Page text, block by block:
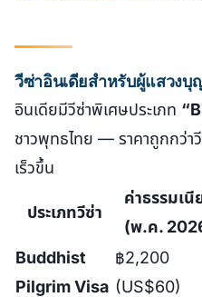
วีซ่าอินเดียสำหรับผู้แสวง
อินเดียมีวีซ่าพิเศษประเภท
ชาวพุทธไทย — ราคาถูกกว่า
เร็วขึ้น
ประเภทวีซ่า
ค่าธรรมเนี
(พ.ค.
Buddhist
Pilgrim Visa
฿2,200
(US$60)